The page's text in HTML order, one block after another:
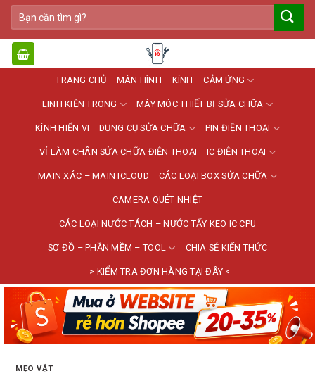
Bỏ
qua
nội
dung
Tìm
kiếm:
TRANG CHỦ MÀN HÌNH – KÍNH – CẢM ỨNG
LINH KIỆN TRONG MÁY MÓC THIẾT BỊ SỬA CHỮA
KÍNH HIỂN VI DỤNG CỤ SỬA CHỮA PIN ĐIỆN THOẠI
VỈ LÀM CHÂN SỬA CHỮA ĐIỆN THOẠI IC ĐIỆN THOẠI
MAIN XÁC – MAIN ICLOUD CÁC LOẠI BOX SỬA CHỮA
CAMERA QUÉT NHIỆT
CÁC LOẠI NƯỚC TÁCH – NƯỚC TẨY KEO IC CPU
SƠ ĐỒ – PHẦN MỀM – TOOL CHIA SẺ KIẾN THỨC
> KIỂM TRA ĐƠN HÀNG TẠI ĐÂY <
MẸO VẶT